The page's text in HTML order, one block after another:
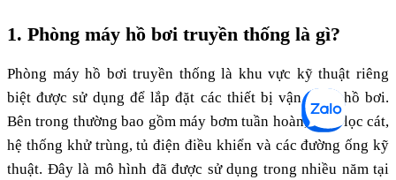
1. Phòng máy hồ bơi truyền thống là gì?
Phòng máy hồ bơi truyền thống là khu vực kỹ thuật riêng
biệt được sử dụng để lắp đặt các thiết bị vận hành hồ bơi.
Bên trong thường bao gồm máy bơm tuần hoàn, bình lọc cát,
hệ thống khử trùng, tủ điện điều khiển và các đường ống kỹ
thuật. Đây là mô hình đã được sử dụng trong nhiều năm tại